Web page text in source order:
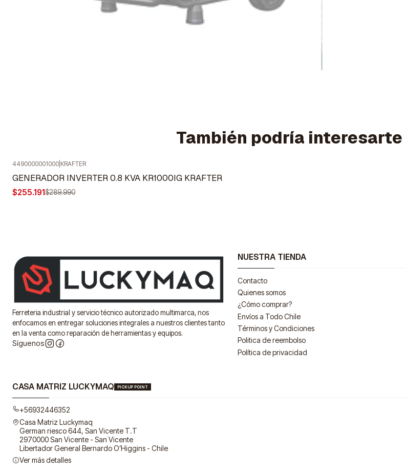
También podría interesarte
-12% OFF
Agotado
4490000001000 KRAFTER
GENERADOR INVERTER 0.8 KVA KR1000IG KRAFTER
$255.191$289.990
Ferreteria industrial y servicio técnico autorizado multimarca, nos
enfocamos en entregar soluciones integrales a nuestros clientes tanto
en la venta como reparación de herramientas y equipos.
Síguenos
NUESTRA TIENDA
Contacto
Quienes somos
¿Cómo comprar?
Envíos a Todo Chile
Términos y Condiciones
Politica de reembolso
Política de privacidad
CASA MATRIZ LUCKYMAQ PICKUP POINT
+56932446352
Casa Matriz Luckymaq
German riesco 644, San Vicente T.T
2970000 San Vicente - San Vicente
Libertador General Bernardo O’Higgins - Chile
Ver más detalles